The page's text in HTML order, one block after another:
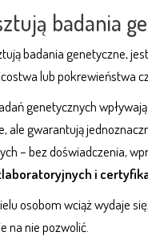
badania
badania genetyczne,
lub pokrewieństwa
genetycznych
ale gwarantują
– bez doświadczenia,
i
osobom wciąż wydaje
na nie pozwolić.